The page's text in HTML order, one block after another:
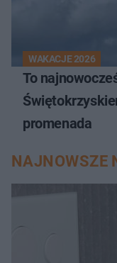
WAKACJE 2026
To
promenada
NAJNOWSZE